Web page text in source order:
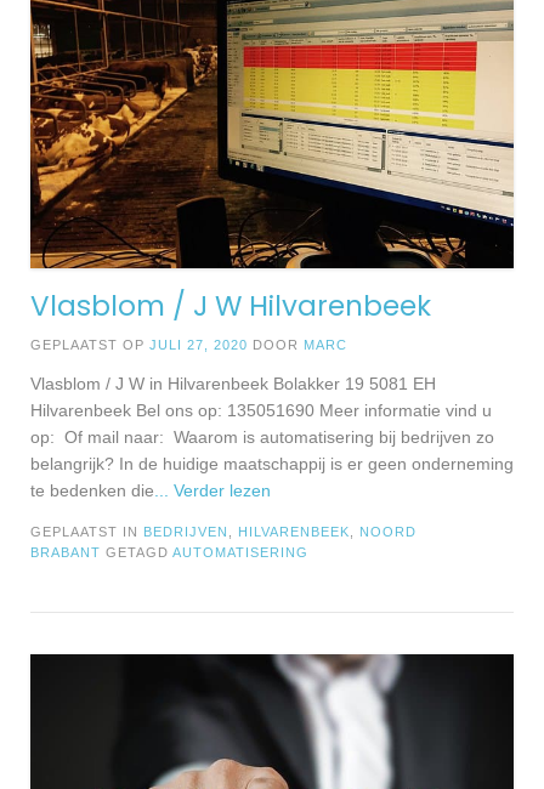
Vlasblom / J W Hilvarenbeek
GEPLAATST OP JULI 27, 2020 DOOR MARC
Vlasblom / J W in Hilvarenbeek Bolakker 19 5081 EH
Hilvarenbeek Bel ons op: 135051690 Meer informatie vind u
op: Of mail naar: Waarom is automatisering bij bedrijven zo
belangrijk? In de huidige maatschappij is er geen onderneming
te bedenken die... Verder lezen
GEPLAATST IN BEDRIJVEN HILVARENBEEK
NOORD
BRABANT GETAGD AUTOMATISERING